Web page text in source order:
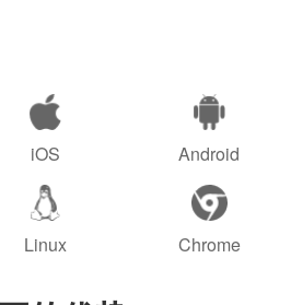
iOS Android
Linux Chrome